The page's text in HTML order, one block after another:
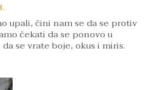
upali, čini nam se da se protiv
čekati da se ponovo u
se vrate boje, okus i miris.